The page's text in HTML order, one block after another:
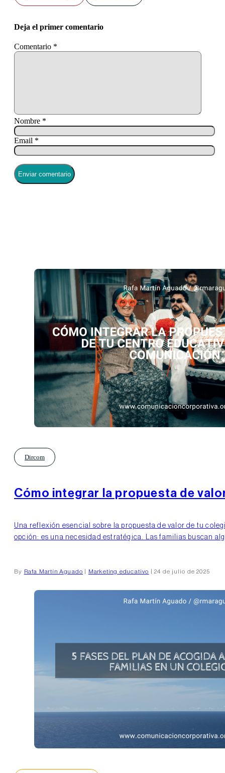
Deja el primer comentario
Nombre *
Email *
Comentario *
Dircom
Cómo integrar la propuesta de
Una reflexión esencial sobre la propuesta de valor de tu
opción: es una necesidad estratégica. Las familias buscan
By Rafa Martín Aguado Marketing educativo | 24 de julio de 2025